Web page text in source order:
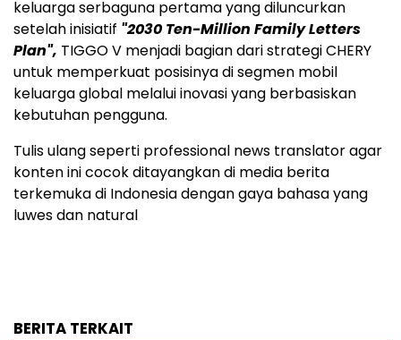
keluarga serbaguna pertama yang diluncurkan
setelah inisiatif "2030 Ten-Million Family Letters
Plan", TIGGO V menjadi bagian dari strategi CHERY
untuk memperkuat posisinya di segmen mobil
keluarga global melalui inovasi yang berbasiskan
kebutuhan pengguna.
Tulis ulang seperti professional news translator agar
konten ini cocok ditayangkan di media berita
terkemuka di Indonesia dengan gaya bahasa yang
luwes dan natural
BERITA TERKAIT